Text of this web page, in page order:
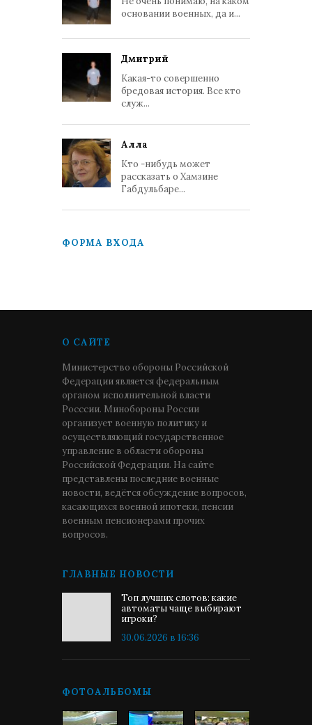
основании военных, да и...
Дмитрий
Какая-то совершенно
бредовая история. Все кто
служ...
Алла
Кто -нибудь может
рассказать о Хамзине
Габдульбаре...
ФОРМА ВХОДА
О САЙТЕ
Министерство обороны Российской
Федерации является федеральным
органом исполнительной власти
Росссии. Минобороны России
организует военную политику и
осуществляющий государственное
управление в области обороны
Российской Федерации. На сайте
представлены последние военные
новости, ведётся обсуждение вопросов,
касающихся военной ипотеки, пенсии
военным пенсионерами прочих
вопросов.
ГЛАВНЫЕ НОВОСТИ
Топ лучших слотов: какие
автоматы чаще выбирают
игроки?
30.06.2026 в 16:36
ФОТОАЛЬБОМЫ